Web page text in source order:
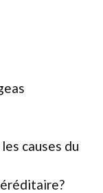
causes du